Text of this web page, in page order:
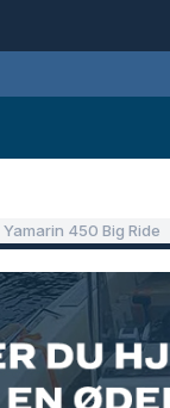
Yamarin 450 Big Ride